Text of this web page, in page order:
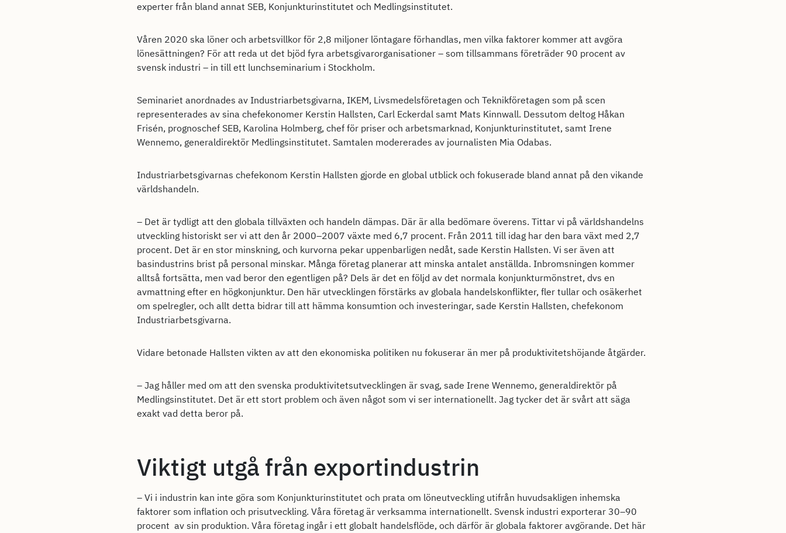
experter från bland annat SEB, Konjunkturinstitutet och Medlingsinstitutet.
Våren 2020 ska löner och arbetsvillkor för 2,8 miljoner löntagare förhandlas, men vilka faktorer kommer att avgöra
lönesättningen? För att reda ut det bjöd fyra arbetsgivarorganisationer – som tillsammans företräder 90 procent av
svensk industri – in till ett lunchseminarium i Stockholm.
Seminariet anordnades av Industriarbetsgivarna, IKEM, Livsmedelsföretagen och Teknikföretagen som på scen
representerades av sina chefekonomer Kerstin Hallsten, Carl Eckerdal samt Mats Kinnwall. Dessutom deltog Håkan
Frisén, prognoschef SEB, Karolina Holmberg, chef för priser och arbetsmarknad, Konjunkturinstitutet, samt Irene
Wennemo, generaldirektör Medlingsinstitutet. Samtalen modererades av journalisten Mia Odabas.
Industriarbetsgivarnas chefekonom Kerstin Hallsten gjorde en global utblick och fokuserade bland annat på den vikande
världshandeln.
– Det är tydligt att den globala tillväxten och handeln dämpas. Där är alla bedömare överens. Tittar vi på världshandelns
utveckling historiskt ser vi att den år 2000–2007 växte med 6,7 procent. Från 2011 till idag har den bara växt med 2,7
procent. Det är en stor minskning, och kurvorna pekar uppenbarligen nedåt, sade Kerstin Hallsten. Vi ser även att
basindustrins brist på personal minskar. Många företag planerar att minska antalet anställda. Inbromsningen kommer
alltså fortsätta, men vad beror den egentligen på? Dels är det en följd av det normala konjunkturmönstret, dvs en
avmattning efter en högkonjunktur. Den här utvecklingen förstärks av globala handelskonflikter, fler tullar och osäkerhet
om spelregler, och allt detta bidrar till att hämma konsumtion och investeringar, sade Kerstin Hallsten, chefekonom
Industriarbetsgivarna.
Vidare betonade Hallsten vikten av att den ekonomiska politiken nu fokuserar än mer på produktivitetshöjande åtgärder.
– Jag håller med om att den svenska produktivitetsutvecklingen är svag, sade Irene Wennemo, generaldirektör på
Medlingsinstitutet. Det är ett stort problem och även något som vi ser internationellt. Jag tycker det är svårt att säga
exakt vad detta beror på.
Viktigt utgå från exportindustrin
– Vi i industrin kan inte göra som Konjunkturinstitutet och prata om löneutveckling utifrån huvudsakligen inhemska
faktorer som inflation och prisutveckling. Våra företag är verksamma internationellt. Svensk industri exporterar 30–90
procent av sin produktion. Våra företag ingår i ett globalt handelsflöde, och därför är globala faktorer avgörande. Det här